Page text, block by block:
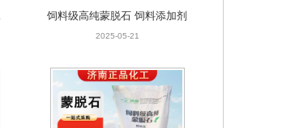
脱霉剂牛羊猪用肠胃宝 高纯蒙
脱石
2025-05-21